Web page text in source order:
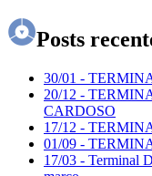
Posts
30/01 -
20/12 -
CARDOSO
17/12 -
01/09 -
17/03 - Terminal